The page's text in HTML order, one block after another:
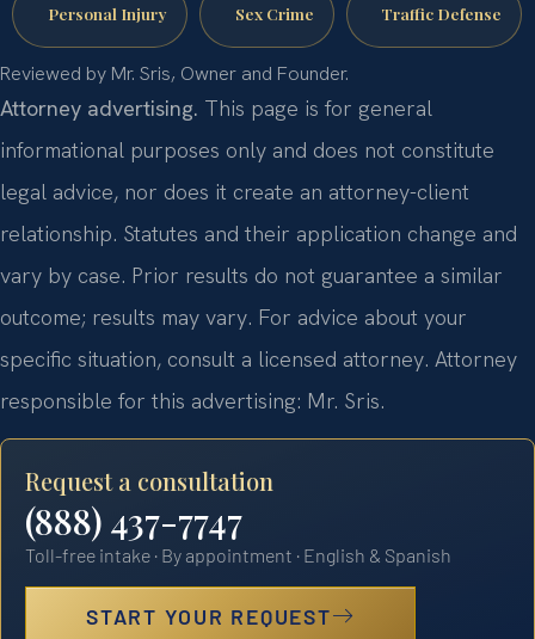
Personal Injury Sex Crime Traffic Defense
Reviewed by Mr. Sris, Owner and Founder.
Attorney advertising. This page is for general
informational purposes only and does not constitute
legal advice, nor does it create an attorney-client
relationship. Statutes and their application change and
vary by case. Prior results do not guarantee a similar
outcome; results may vary. For advice about your
specific situation, consult a licensed attorney. Attorney
responsible for this advertising: Mr. Sris.
Request a consultation
(888) 437-7747
Toll-free intake · By appointment · English & Spanish
START YOUR REQUEST